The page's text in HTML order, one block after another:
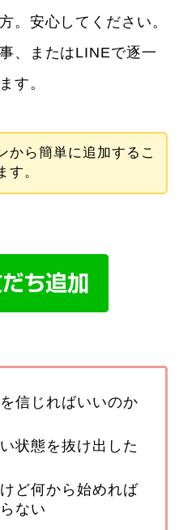
。安心してください。
、またはLINEで逐一
す。
から簡単に追加するこ
す。
信じればいいのか
状態を抜け出した
ど何から始めれば
ない